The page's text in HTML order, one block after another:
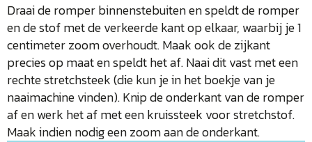
Draai de romper binnenstebuiten en speldt de romper
en de stof met de verkeerde kant op elkaar, waarbij je 1
centimeter zoom overhoudt. Maak ook de zijkant
precies op maat en speldt het af. Naai dit vast met een
rechte stretchsteek (die kun je in het boekje van je
naaimachine vinden). Knip de onderkant van de romper
af en werk het af met een kruissteek voor stretchstof.
Maak indien nodig een zoom aan de onderkant.